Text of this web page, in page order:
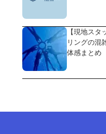
【現地スタ
リングの混
体感まとめ